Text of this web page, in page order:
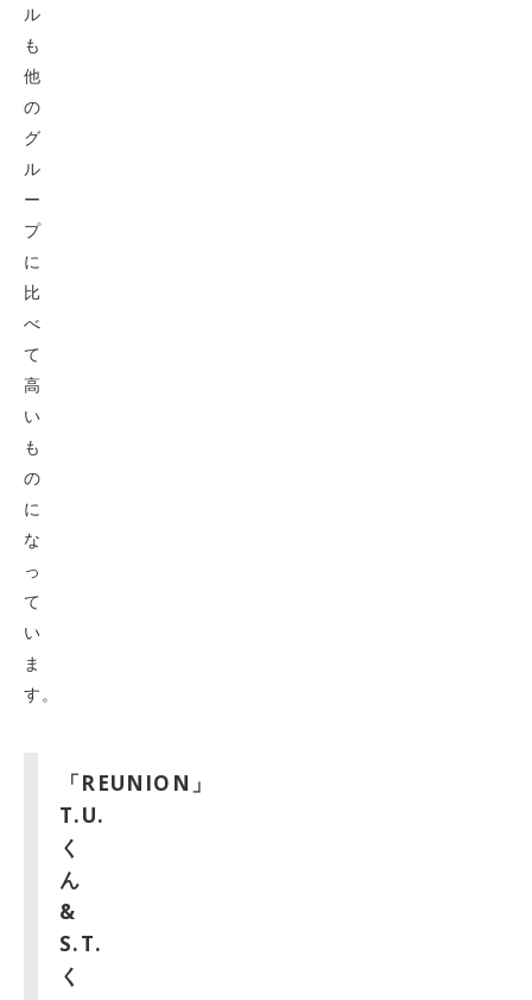
ル
も
他
の
グ
ル
ー
プ
に
比
べ
て
高
い
も
の
に
な
っ
て
い
ま
す。
「REUNION」
T.U.
く
ん
&
S.T.
く